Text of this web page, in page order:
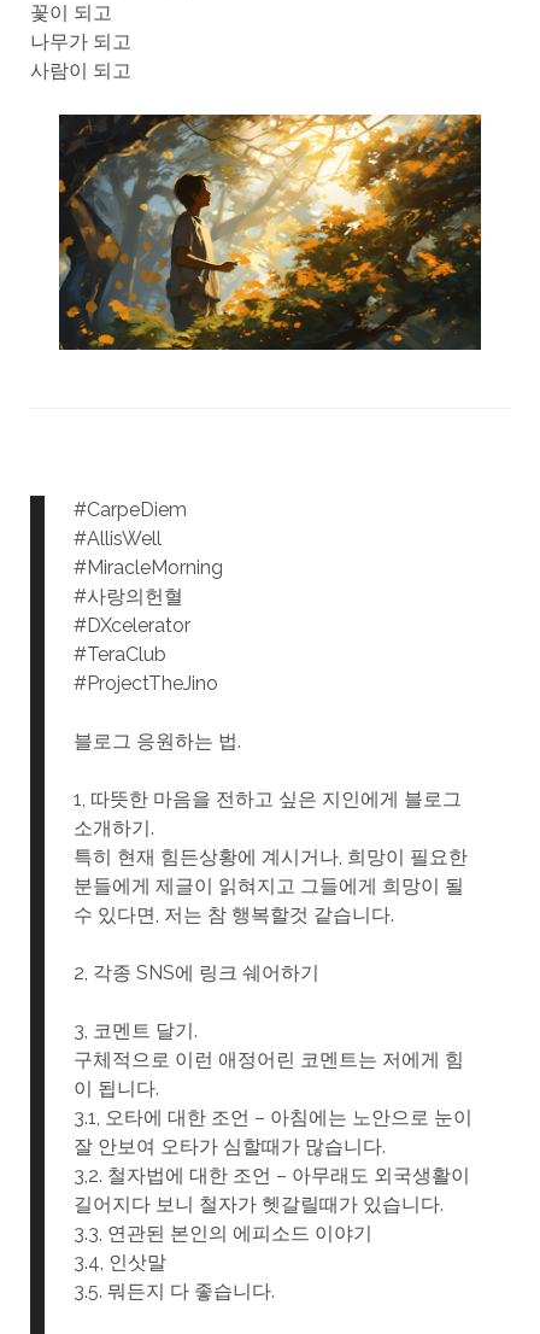
꽃이 되고
나무가 되고
사람이 되고
#CarpeDiem
#AllisWell
#MiracleMorning
#사랑의헌혈
#DXcelerator
#TeraClub
#ProjectTheJino
블로그 응원하는 법.
1, 따뜻한 마음을 전하고 싶은 지인에게 블로그
소개하기.
특히 현재 힘든상황에 계시거나, 희망이 필요한
분들에게 제글이 읽혀지고 그들에게 희망이 될
수 있다면, 저는 참 행복할것 같습니다.
2, 각종 SNS에 링크 쉐어하기
3, 코멘트 달기.
구체적으로 이런 애정어린 코멘트는 저에게 힘
이 됩니다.
3.1, 오타에 대한 조언 – 아침에는 노안으로 눈이
잘 안보여 오타가 심할때가 많습니다.
3,2. 철자법에 대한 조언 – 아무래도 외국생활이
길어지다 보니 철자가 헷갈릴때가 있습니다.
3.3, 연관된 본인의 에피소드 이야기
3.4, 인삿말
3.5. 뭐든지 다 좋습니다.